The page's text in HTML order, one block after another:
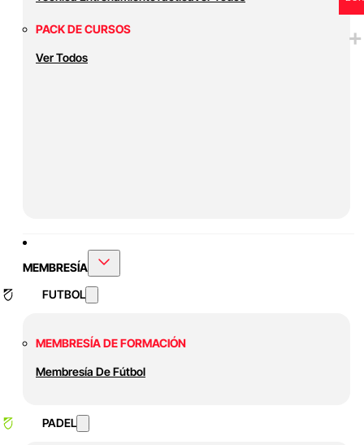
PACK DE CURSOS
Ver Todos
MEMBRESÍA
FUTBOL
MEMBRESÍA DE FORMACIÓN
Membresía De Fútbol
PADEL